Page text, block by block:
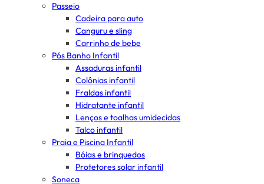
Passeio
Cadeira para auto
Canguru e sling
Carrinho de bebe
Pós Banho Infantil
Assaduras infantil
Colônias infantil
Fraldas infantil
Hidratante infantil
Lenços e toalhas umidecidas
Talco infantil
Praia e Piscina Infantil
Bóias e brinquedos
Protetores solar infantil
Soneca